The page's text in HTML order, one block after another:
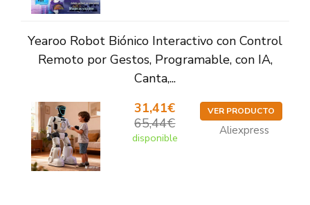
Yearoo Robot Biónico Interactivo con Control
Remoto por Gestos, Programable, con IA,
Canta,...
31,41€
65,44€
disponible
VER PRODUCTO
Aliexpress